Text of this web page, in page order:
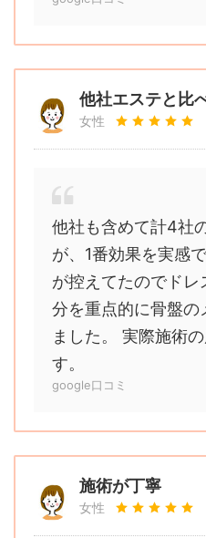
他社エステと比
女性
他社も含めて計4社
が、1番効果を実感
が控えてたのでド
分を重点的に骨盤の
ました。 実際施術
す。
google口コミ
施術が丁寧
女性